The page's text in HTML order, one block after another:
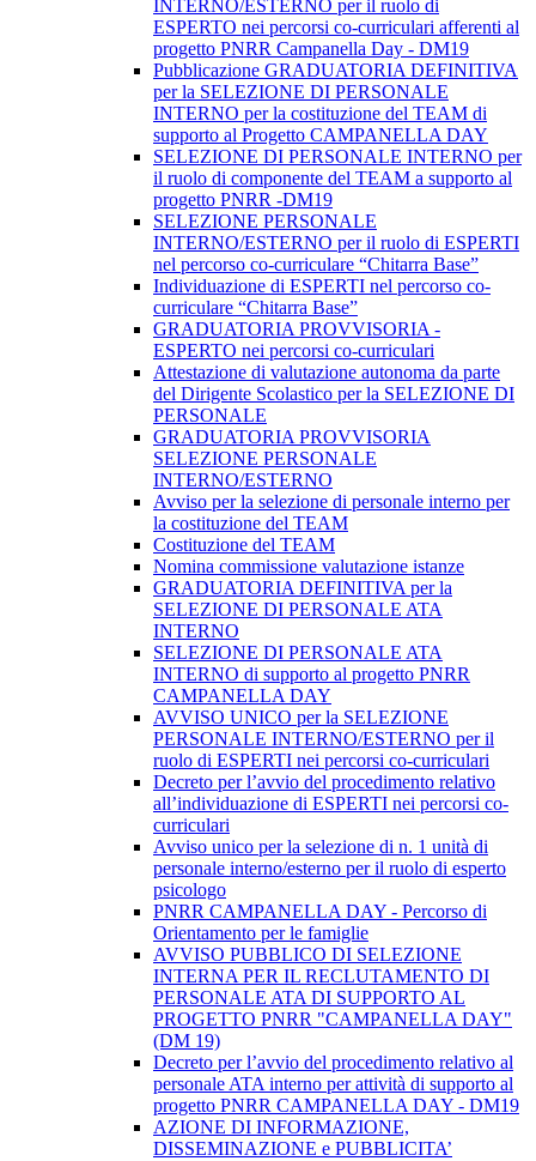
INTERNO/ESTERNO per il ruolo di
ESPERTO nei percorsi co-curriculari afferenti al
progetto PNRR Campanella Day - DM19
Pubblicazione GRADUATORIA DEFINITIVA
per la SELEZIONE DI PERSONALE
INTERNO per la costituzione del TEAM di
supporto al Progetto CAMPANELLA DAY
SELEZIONE DI PERSONALE INTERNO per
il ruolo di componente del TEAM a supporto al
progetto PNRR -DM19
SELEZIONE PERSONALE
INTERNO/ESTERNO per il ruolo di ESPERTI
nel percorso co-curriculare “Chitarra Base”
Individuazione di ESPERTI nel percorso co-
curriculare “Chitarra Base”
GRADUATORIA PROVVISORIA -
ESPERTO nei percorsi co-curriculari
Attestazione di valutazione autonoma da parte
del Dirigente Scolastico per la SELEZIONE DI
PERSONALE
GRADUATORIA PROVVISORIA
SELEZIONE PERSONALE
INTERNO/ESTERNO
Avviso per la selezione di personale interno per
la costituzione del TEAM
Costituzione del TEAM
Nomina commissione valutazione istanze
GRADUATORIA DEFINITIVA per la
SELEZIONE DI PERSONALE ATA
INTERNO
SELEZIONE DI PERSONALE ATA
INTERNO di supporto al progetto PNRR
CAMPANELLA DAY
AVVISO UNICO per la SELEZIONE
PERSONALE INTERNO/ESTERNO per il
ruolo di ESPERTI nei percorsi co-curriculari
Decreto per l’avvio del procedimento relativo
all’individuazione di ESPERTI nei percorsi co-
curriculari
Avviso unico per la selezione di n. 1 unità di
personale interno/esterno per il ruolo di esperto
psicologo
PNRR CAMPANELLA DAY - Percorso di
Orientamento per le famiglie
AVVISO PUBBLICO DI SELEZIONE
INTERNA PER IL RECLUTAMENTO DI
PERSONALE ATA DI SUPPORTO AL
PROGETTO PNRR "CAMPANELLA DAY"
(DM 19)
Decreto per l’avvio del procedimento relativo al
personale ATA interno per attività di supporto al
progetto PNRR CAMPANELLA DAY - DM19
AZIONE DI INFORMAZIONE,
DISSEMINAZIONE e PUBBLICITA’